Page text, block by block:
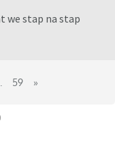
we stap na stap
59 »